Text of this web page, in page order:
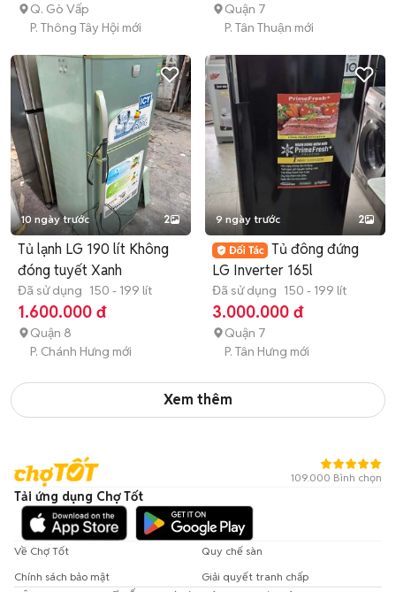
Q. Gò Vấp
P. Thông Tây Hội mới
Quận 7
P. Tân Thuận mới
10 ngày trước 2
Tủ lạnh LG 190 lít Không
đóng tuyết Xanh
Đã sử dụng 150 - 199 lít
1.600.000 đ
Quận 8
P. Chánh Hưng mới
9 ngày trước 2
Tủ đông đứng
LG Inverter 165l
Đã sử dụng 150 - 199 lít
3.000.000 đ
Quận 7
P. Tân Hưng mới
Xem thêm
109.000 Bình chọn
Tải ứng dụng Chợ Tốt
Về Chợ Tốt
Quy chế sàn
Chính sách bảo mật
Giải quyết tranh chấp